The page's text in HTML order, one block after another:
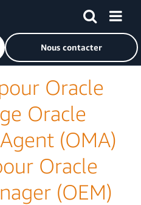
à la page d'accueil d'Amazon Web
Nous contacter
Oracle
Oracle
(OMA)
Oracle
(OEM)